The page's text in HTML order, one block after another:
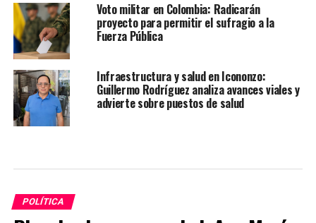
Voto militar en Colombia: Radicarán
proyecto para permitir el sufragio a la
Fuerza Pública
Infraestructura y salud en Icononzo:
Guillermo Rodríguez analiza avances viales y
advierte sobre puestos de salud
POLÍTICA